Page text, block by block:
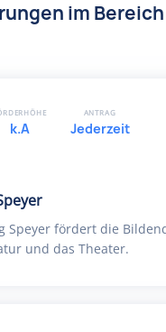
im
Speyer fördert die
und das Theater.
k.A
ANTRAG
Jederzeit